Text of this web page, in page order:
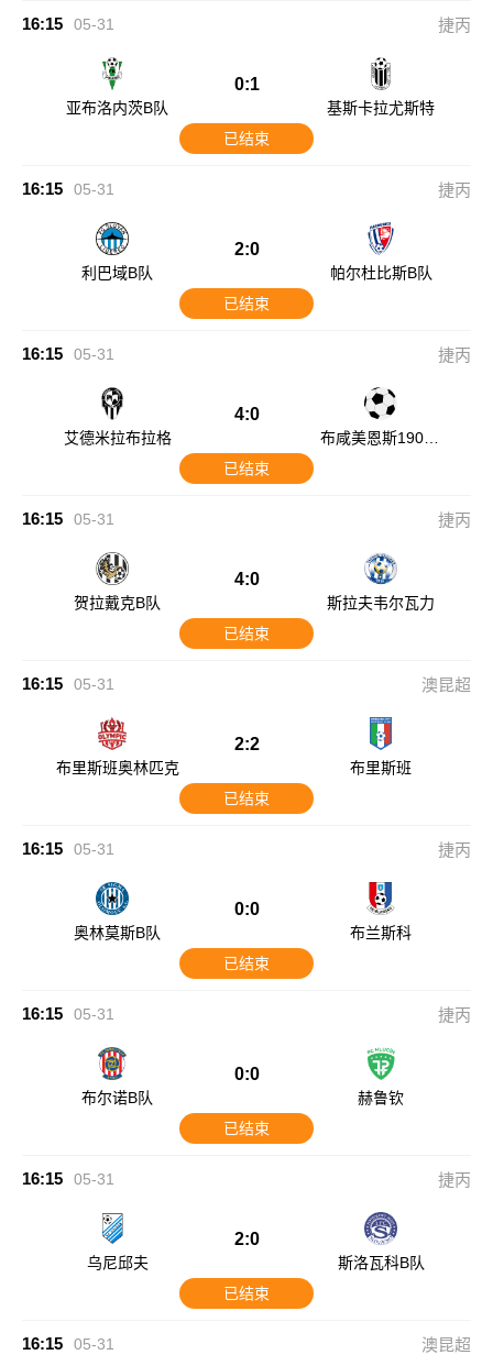
16:15 05-31 捷丙
亚布洛内茨B队
0:1
基斯卡拉尤斯特
已结束
16:15 05-31 捷丙
利巴域B队
2:0
帕尔杜比斯B队
已结束
16:15 05-31 捷丙
艾德米拉布拉格
4:0
布咸美恩斯1905B
已结束
16:15 05-31 捷丙
贺拉戴克B队
4:0
斯拉夫韦尔瓦力
已结束
16:15 05-31 澳昆超
布里斯班奥林匹克
2:2
布里斯班
已结束
16:15 05-31 捷丙
奥林莫斯B队
0:0
布兰斯科
已结束
16:15 05-31 捷丙
布尔诺B队
0:0
赫鲁钦
已结束
16:15 05-31 捷丙
乌尼邱夫
2:0
斯洛瓦科B队
已结束
16:15 05-31 澳昆超